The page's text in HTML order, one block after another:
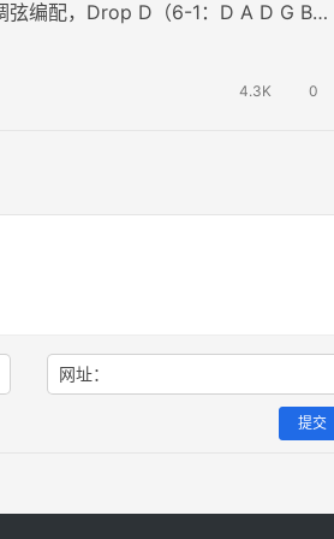
弦编配，Drop D（6-1：D A D G B
4.3K 0
网址：
提交